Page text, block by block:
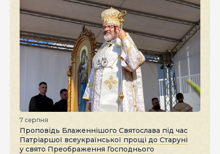
7 серпня
Проповідь Блаженнішого Святослава під час
Патріаршої всеукраїнської прощі до Старуні
у свято Преображення Господнього